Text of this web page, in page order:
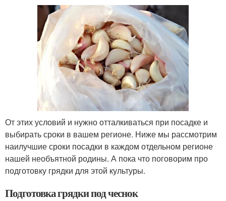
От этих условий и нужно отталкиваться при посадке и
выбирать сроки в вашем регионе. Ниже мы рассмотрим
наилучшие сроки посадки в каждом отдельном регионе
нашей необъятной родины. А пока что поговорим про
подготовку грядки для этой культуры.
Подготовка грядки под чеснок